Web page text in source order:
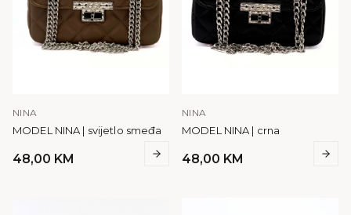
NINA
MODEL NINA | svijetlo smeđa
48,00 KM
NINA
MODEL NINA | crna
48,00 KM